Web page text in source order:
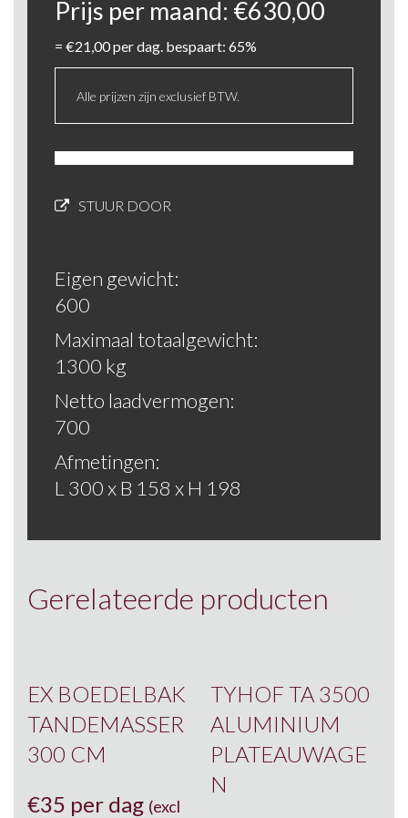
Prijs per maand: €630,00
= €21,00per dag. bespaart: 65%
Alle prijzen zijn exclusief BTW.
STUUR DOOR
Eigen gewicht:
600
Maximaal totaalgewicht:
1300 kg
Netto laadvermogen:
700
Afmetingen:
L 300 x B 158 x H 198
Gerelateerde producten
EX BOEDELBAK
TANDEMASSER
300 CM
€35 per dag (excl
TYHOF TA 3500
ALUMINIUM
PLATEAUWAGE
N